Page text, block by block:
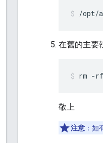
/opt/
在舊的主要
rm -
敬上
注意 ：如